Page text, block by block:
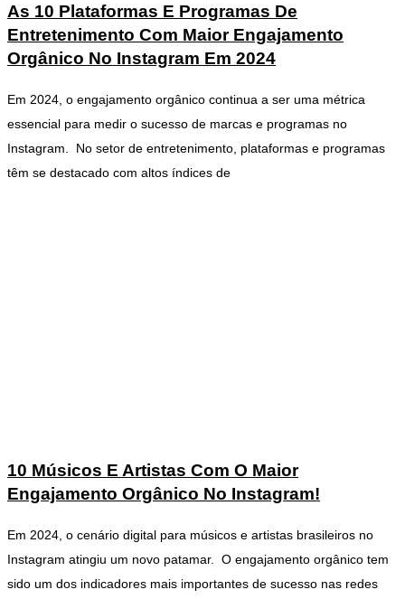
As 10 Plataformas E Programas De
Entretenimento Com Maior Engajamento
Orgânico No Instagram Em 2024
Em 2024, o engajamento orgânico continua a ser uma métrica
essencial para medir o sucesso de marcas e programas no
Instagram. No setor de entretenimento, plataformas e programas
têm se destacado com altos índices de
10 Músicos E Artistas Com O Maior
Engajamento Orgânico No Instagram!
Em 2024, o cenário digital para músicos e artistas brasileiros no
Instagram atingiu um novo patamar. O engajamento orgânico tem
sido um dos indicadores mais importantes de sucesso nas redes